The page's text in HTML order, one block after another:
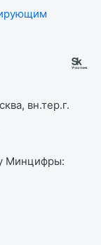
вн.тер.г.
Минцифры: